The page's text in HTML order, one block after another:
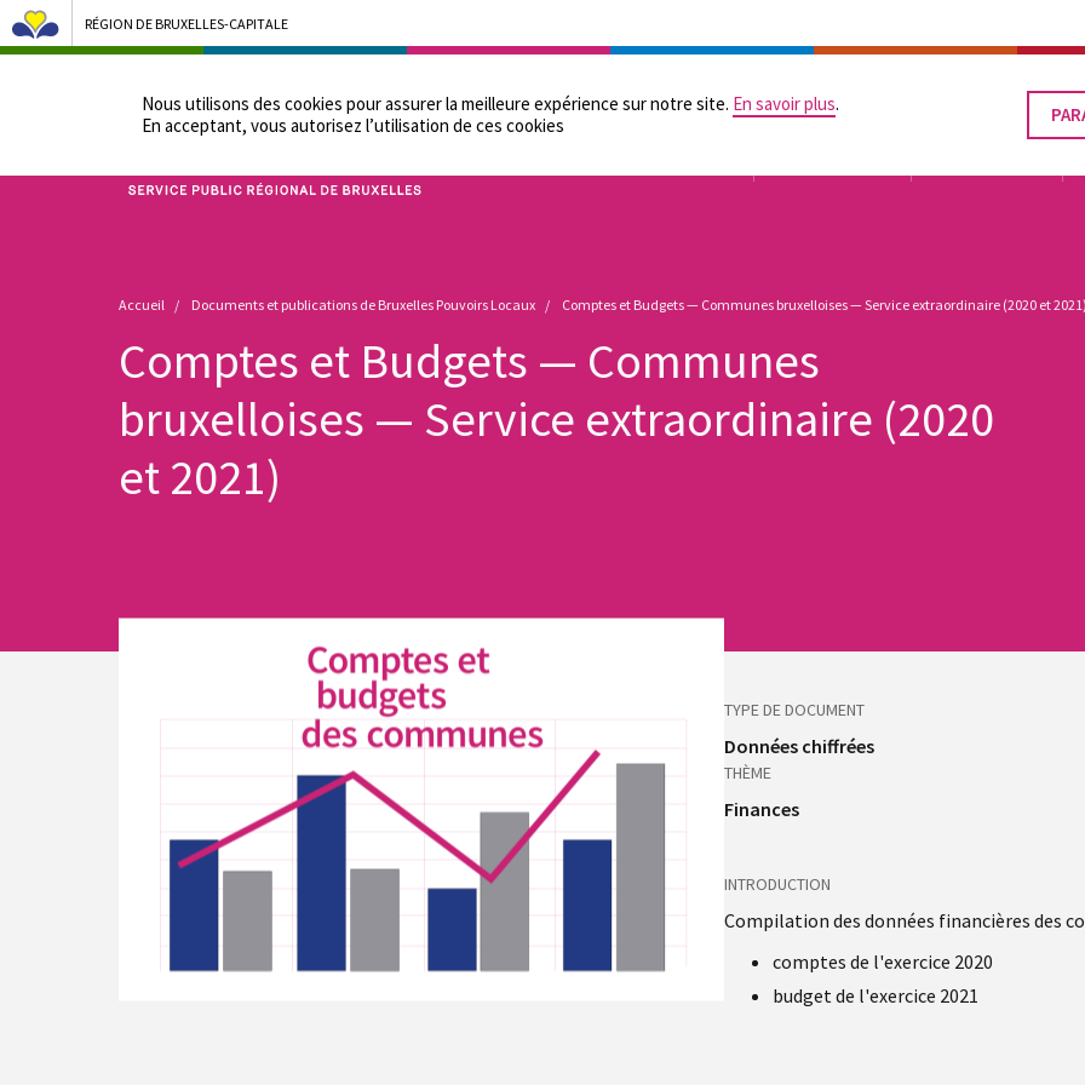
Nous utilisons des cookies pour assurer la meilleure expérience sur notre site. En savoir plus.
En acceptant, vous autorisez lʼutilisation de ces cookies
LE
RÉGION DE BRUXELLES-CAPITALE
Bruxelles Pouvoirs Locaux - Aller à la page d'accueil
NOTRE ADMINISTRATION ÉGALITÉ DES CHANCES
Fil
d'Ariane
Accueil Documents et publications de Bruxelles Pouvoirs Locaux Comptes et Budgets — Communes bruxelloises — Service extraordinaire (2020 et 2021)
Comptes et Budgets — Communes
bruxelloises — Service extraordinaire (2020
et 2021)
TYPE DE DOCUMENT
Données chiffrées
THÈME
Finances
INTRODUCTION
Compilation des données financières des
comptes de l'exercice 2020
budget de l'exercice 2021